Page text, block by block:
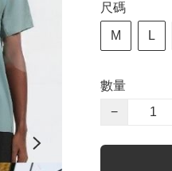
尺碼
M L
數量
−